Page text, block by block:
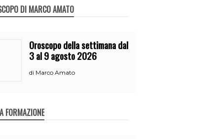
DI MARCO AMATO
Oroscopo della settimana dal
3 al 9 agosto 2026
di Marco Amato
FORMAZIONE